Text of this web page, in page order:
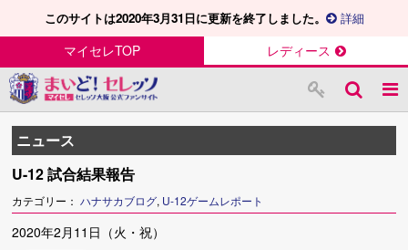
このサイトは2020年3月31日に更新を終了しました。 詳細
マイセレTOP レディース
ニュース
U-12 試合結果報告
カテゴリー：ハナサカブログ, U-12ゲームレポート
2020年2月11日（火・祝）